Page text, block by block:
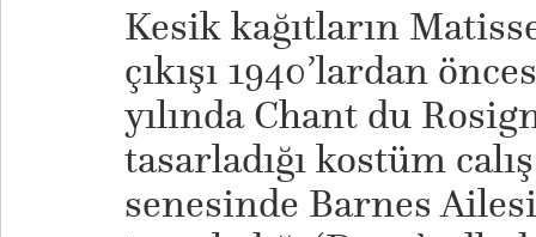
Kesik kağıtların
çıkışı 1940’lardan
yılında Chant du
tasarladığı kostüm
senesinde Barnes